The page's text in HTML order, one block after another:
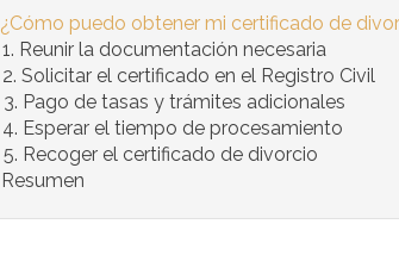
¿Cómo puedo obtener mi certificado de
1. Reunir la documentación necesaria
2. Solicitar el certificado en el Registro Civil
3. Pago de tasas y trámites adicionales
4. Esperar el tiempo de procesamiento
5. Recoger el certificado de divorcio
Resumen